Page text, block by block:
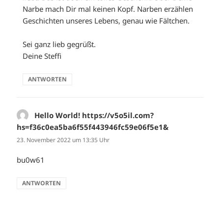
Narbe mach Dir mal keinen Kopf. Narben erzählen
Geschichten unseres Lebens, genau wie Fältchen.
Sei ganz lieb gegrüßt.
Deine Steffi
ANTWORTEN
Hello World! https://v5o5il.com?
hs=f36c0ea5ba6f55f443946fc59e06f5e1&
23. November 2022 um 13:35 Uhr
bu0w61
ANTWORTEN